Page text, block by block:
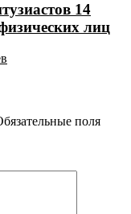
14
лиц
поля